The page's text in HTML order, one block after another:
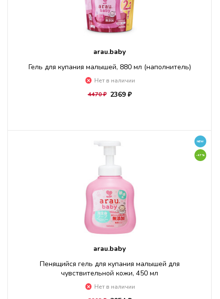
arau.baby
Гель для купания малышей, 880 мл (наполнитель)
Нет в наличии
4470 ₽ 2369 ₽
NEW
-47%
arau.baby
Пенящийся гель для купания малышей для
чувствительной кожи, 450 мл
Нет в наличии